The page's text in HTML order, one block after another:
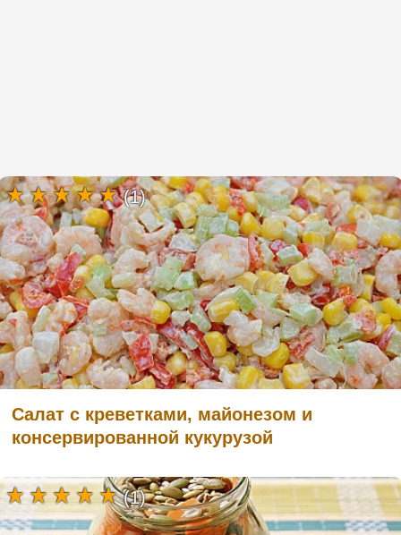
Салат с креветками, майонезом и
консервированной кукурузой
(1)
(1)